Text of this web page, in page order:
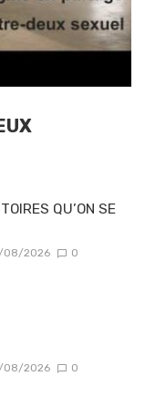
QU’ON SE
08/2026 0
08/2026 0